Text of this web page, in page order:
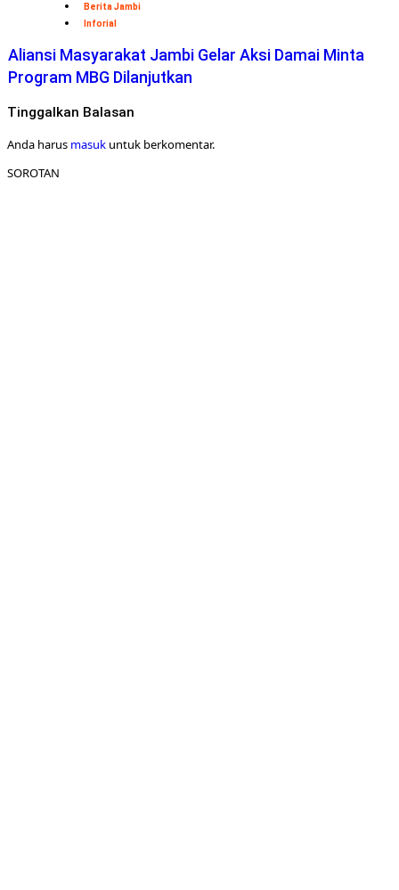
Berita Jambi
Inforial
Aliansi Masyarakat Jambi Gelar Aksi Damai Minta
Program MBG Dilanjutkan
Tinggalkan Balasan
Anda harus masuk untuk berkomentar.
SOROTAN